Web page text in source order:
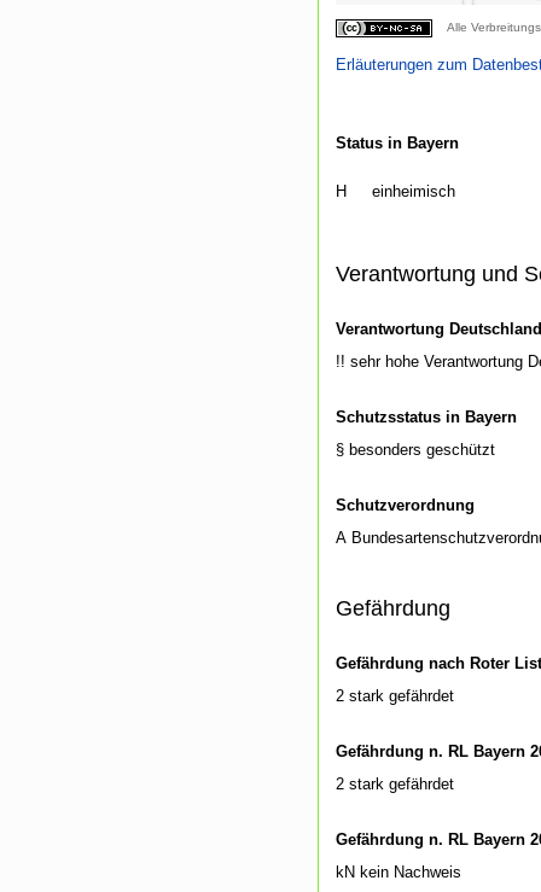
Alle
Erläuterungen zum
Status in Bayern
H einheimisch
Verantwortung und
Verantwortung
!! sehr hohe Verantwortung
Schutzsstatus in Bayern
§ besonders geschützt
Schutzverordnung
A
Gefährdung
Gefährdung nach Roter
2 stark gefährdet
Gefährdung n. RL Bayern
2 stark gefährdet
Gefährdung n. RL Bayern
kN kein Nachweis